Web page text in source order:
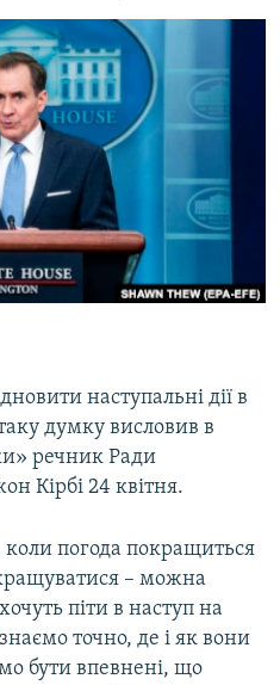
наступальні дії в
думку висловив в
речник Ради
Кірбі 24 квітня.
погода покращиться
– можна
піти в наступ на
точно, де і як вони
бути впевнені, що